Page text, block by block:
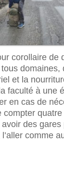
corollaire de
domaines,
et la
faculté à une
en cas de
compter
des gares
comme